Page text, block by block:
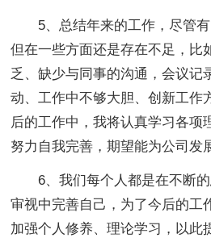
5、总结年来的工作，尽管
但在一些方面还是存在不足，比
乏、缺少与同事的沟通，会议记
动、工作中不够大胆、创新工作
后的工作中，我将认真学习各项
努力自我完善，期望能为公司发
6、我们每个人都是在不断
审视中完善自己，为了今后的工
加强个人修养、理论学习，以此